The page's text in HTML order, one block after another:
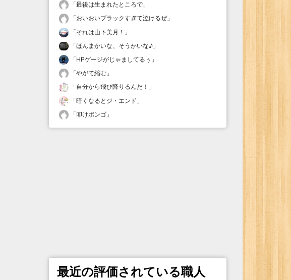
「最後は生まれたところで 」
「おいおいブラックすぎて泣けるぜ」
「それは山下美月！ 」
「ほんまかいな、そうかいな♪ 」
「HPゲージがじゃましてるぅ 」
「やがて縮む 」
「自分から飛び降りるんだ！ 」
「暗くなるとジ・エンド 」
「叩けボンゴ 」
最近の評価されている職人